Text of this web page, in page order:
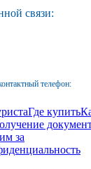
связи:
телефон:
Где купить
за